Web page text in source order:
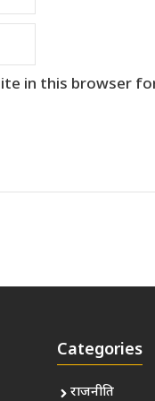
in this browser
Categories
राजनीति